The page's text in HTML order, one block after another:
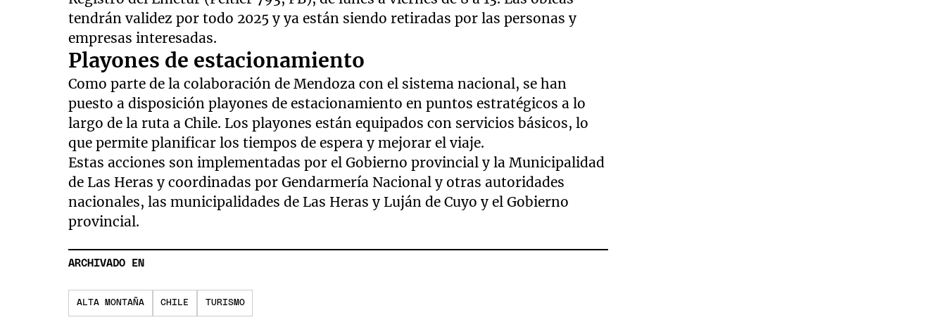
tendrán validez por todo 2025 y ya están siendo retiradas por las personas y
empresas interesadas.
Playones de estacionamiento
Como parte de la colaboración de Mendoza con el sistema nacional, se han
puesto a disposición playones de estacionamiento en puntos estratégicos a lo
largo de la ruta a Chile. Los playones están equipados con servicios básicos, lo
que permite planificar los tiempos de espera y mejorar el viaje.
Estas acciones son implementadas por el Gobierno provincial y la Municipalidad
de Las Heras y coordinadas por Gendarmería Nacional y otras autoridades
nacionales, las municipalidades de Las Heras y Luján de Cuyo y el Gobierno
provincial.
ARCHIVADO EN
ALTA MONTAÑA CHILE TURISMO